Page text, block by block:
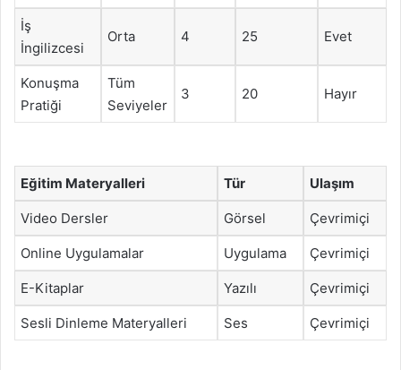
İş
İngilizcesi
Orta 4 25 Evet
Konuşma
Pratiği
Tüm
Seviyeler
3 20 Hayır
Eğitim Materyalleri Tür Ulaşım
Video Dersler Görsel Çevrimiçi
Online Uygulamalar Uygulama Çevrimiçi
E-Kitaplar Yazılı Çevrimiçi
Sesli Dinleme Materyalleri Ses Çevrimiçi